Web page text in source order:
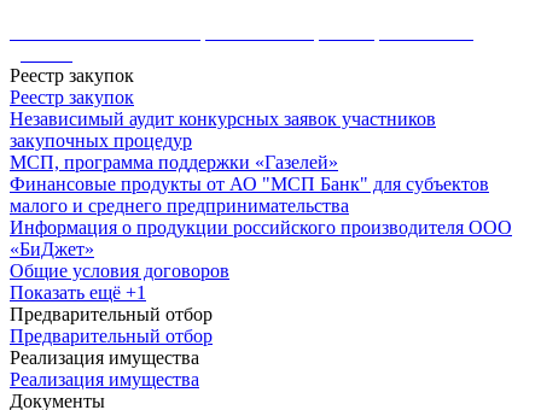
Реестр закупок
Реестр закупок
Независимый аудит конкурсных заявок участников
закупочных процедур
МСП, программа поддержки «Газелей»
Финансовые продукты от АО "МСП Банк" для субъектов
малого и среднего предпринимательства
Информация о продукции российского производителя ООО
«БиДжет»
Общие условия договоров
Показать ещё +1
Предварительный отбор
Предварительный отбор
Реализация имущества
Реализация имущества
Документы